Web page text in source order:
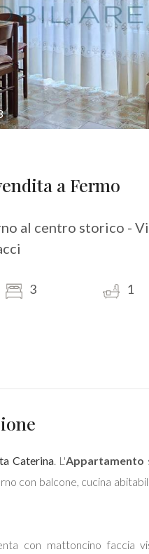
a Fermo
al centro storico -
3 1
Caterina. L'Appartamento
con balcone, cucina
con mattoncino faccia